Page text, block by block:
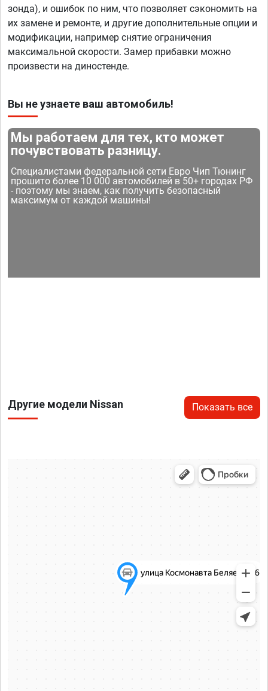
зонда), и ошибок по ним, что позволяет сэкономить на
их замене и ремонте, и другие дополнительные опции и
модификации, например снятие ограничения
максимальной скорости. Замер прибавки можно
произвести на диностенде.
Вы не узнаете ваш автомобиль!
Мы работаем для тех, кто может
почувствовать разницу.
Специалистами федеральной сети Евро Чип Тюнинг
прошито более 10 000 автомобилей в 50+ городах РФ
- поэтому мы знаем, как получить безопасный
максимум от каждой машины!
Другие модели Nissan Показать все